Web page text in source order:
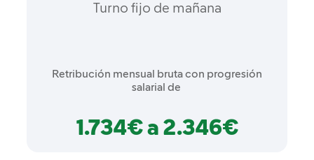
Turno fijo de mañana​
Retribución mensual bruta con progresión
salarial de
1.734€ a 2.346€